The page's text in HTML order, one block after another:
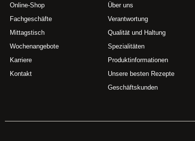
Online-Shop
Fachgeschäfte
Mittagstisch
Wochenangebote
Karriere
Kontakt
Über uns
Verantwortung
Qualität und Haltung
Spezialitäten
Produktinformationen
Unsere besten Rezepte
Geschäftskunden